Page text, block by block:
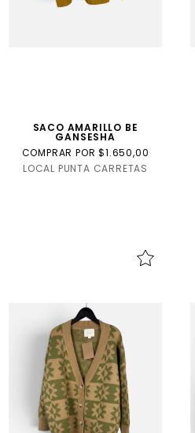
SACO AMARILLO BE
GANSESHA
COMPRAR POR $1.650,00
LOCAL PUNTA CARRETAS